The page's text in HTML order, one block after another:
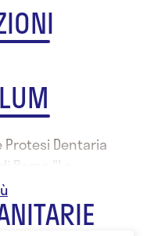
Protesi Dentaria
"La